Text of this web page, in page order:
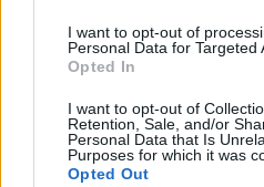
I want to opt-out of
Personal Data for Targeted
Opted In
I want to opt-out of
Retention, Sale, and/or
Personal Data that Is
Purposes for which it was
Opted Out